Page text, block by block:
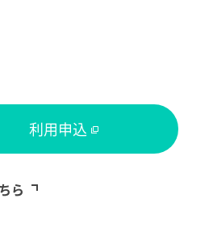
利用申込
ら